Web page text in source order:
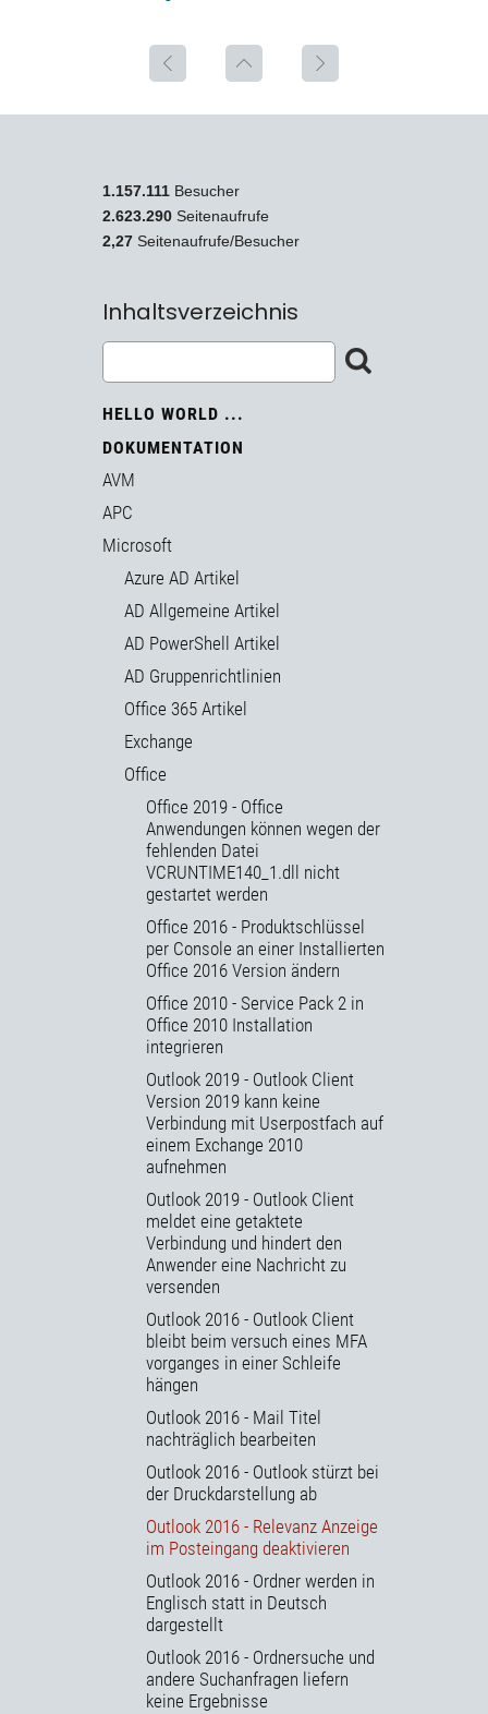
1.157.111 Besucher
2.623.290 Seitenaufrufe
2,27 Seitenaufrufe/Besucher
Inhaltsverzeichnis
HELLO WORLD ...
DOKUMENTATION
AVM
APC
Microsoft
Azure AD Artikel
AD Allgemeine Artikel
AD PowerShell Artikel
AD Gruppenrichtlinien
Office 365 Artikel
Exchange
Office
Office 2019 - Office
Anwendungen können wegen der
fehlenden Datei
VCRUNTIME140_1.dll nicht
gestartet werden
Office 2016 - Produktschlüssel
per Console an einer Installierten
Office 2016 Version ändern
Office 2010 - Service Pack 2 in
Office 2010 Installation
integrieren
Outlook 2019 - Outlook Client
Version 2019 kann keine
Verbindung mit Userpostfach auf
einem Exchange 2010
aufnehmen
Outlook 2019 - Outlook Client
meldet eine getaktete
Verbindung und hindert den
Anwender eine Nachricht zu
versenden
Outlook 2016 - Outlook Client
bleibt beim versuch eines MFA
vorganges in einer Schleife
hängen
Outlook 2016 - Mail Titel
nachträglich bearbeiten
Outlook 2016 - Outlook stürzt bei
der Druckdarstellung ab
Outlook 2016 - Relevanz Anzeige
im Posteingang deaktivieren
Outlook 2016 - Ordner werden in
Englisch statt in Deutsch
dargestellt
Outlook 2016 - Ordnersuche und
andere Suchanfragen liefern
keine Ergebnisse